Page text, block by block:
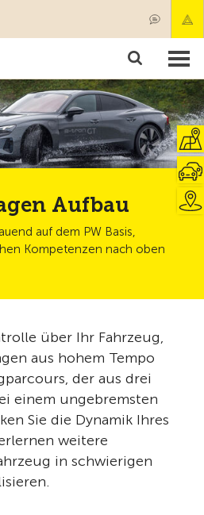
Aufbau
auf dem PW Basis,
Kompetenzen nach oben
über Ihr Fahrzeug,
aus hohem Tempo
der aus drei
einem ungebremsten
Sie die Dynamik Ihres
weitere
in schwierigen